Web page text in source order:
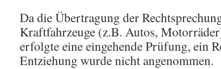
Da die Übertragung der
Kraftfahrzeuge (z.B. Autos,
erfolgte eine eingehende Prüfung, ein
Entziehung wurde nicht angenommen.